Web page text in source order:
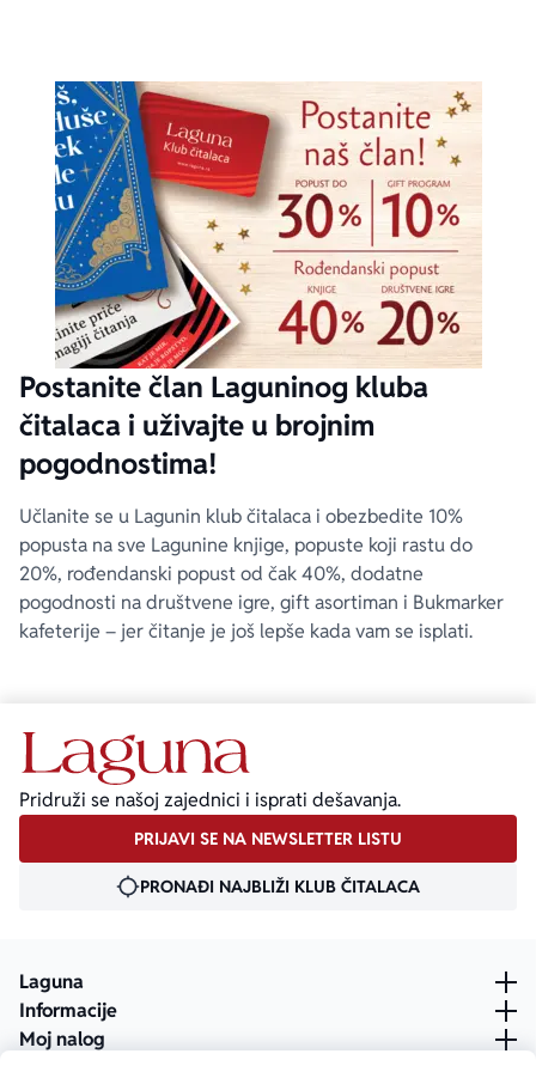
Postanite član Laguninog kluba
čitalaca i uživajte u brojnim
pogodnostima!
Učlanite se u Lagunin klub čitalaca i obezbedite 10%
popusta na sve Lagunine knjige, popuste koji rastu do
20%, rođendanski popust od čak 40%, dodatne
pogodnosti na društvene igre, gift asortiman i Bukmarker
kafeterije – jer čitanje je još lepše kada vam se isplati.
Pridruži se našoj zajednici i isprati dešavanja.
PRIJAVI SE NA NEWSLETTER LISTU
PRONAĐI NAJBLIŽI KLUB ČITALACA
Laguna
Informacije
Moj nalog